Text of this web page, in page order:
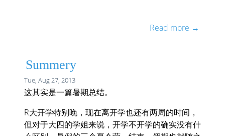
Read more →
Summery
Tue, Aug 27, 2013
这其实是一篇暑期总结。
R大开学特别晚，现在离开学也还有两周的时间，
但对于大四的学姐来说，开学不开学的确实没有什